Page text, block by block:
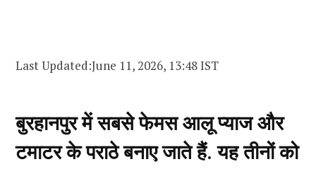
Last Updated:June 11, 2026, 13:48 IST
बुरहानपुर में सबसे फेमस आलू प्याज और
टमाटर के पराठे बनाए जाते हैं. यह तीनों को